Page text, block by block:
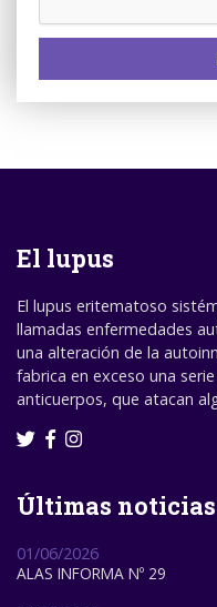
El lupus
El lupus eritematoso
llamadas enfermedades
una alteración de la
fabrica en exceso una
anticuerpos, que atacan
Últimas noticias
01/06/2026
ALAS INFORMA Nº 29